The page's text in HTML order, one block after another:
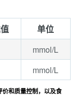
单位
mmol/L
mmol/L
价和质量控制，以及食